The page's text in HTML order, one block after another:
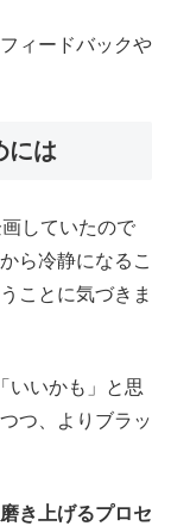
ィードバックや
には
していたので
ら冷静になるこ
ことに気づきま
いいかも」と思
つ、よりブラッ
き上げるプロセ